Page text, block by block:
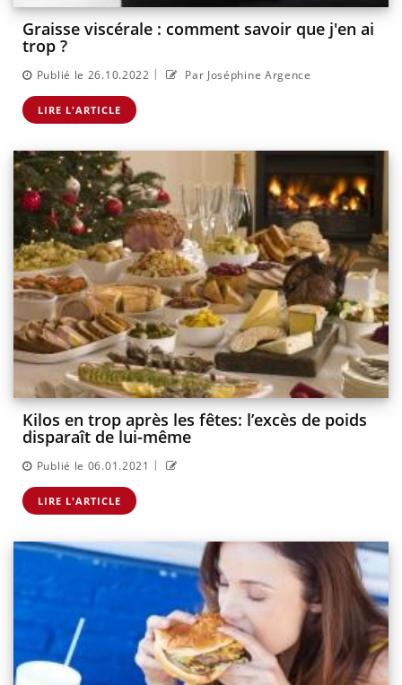
Graisse viscérale : comment savoir que j'en ai
trop ?
Publié le 26.10.2022 | Par Joséphine Argence
LIRE L'ARTICLE
Kilos en trop après les fêtes: l’excès de poids
disparaît de lui-même
Publié le 06.01.2021 |
LIRE L'ARTICLE